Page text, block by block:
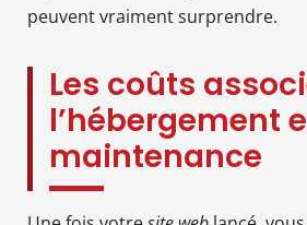
peuvent vraiment surprendre.
Les coûts
l’hébergement
maintenance